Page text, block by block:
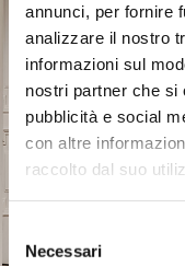
annunci, per fornire
analizzare il nostro
informazioni sul
nostri partner che si
pubblicità e social
con altre
raccolto dal suo
delNecessari